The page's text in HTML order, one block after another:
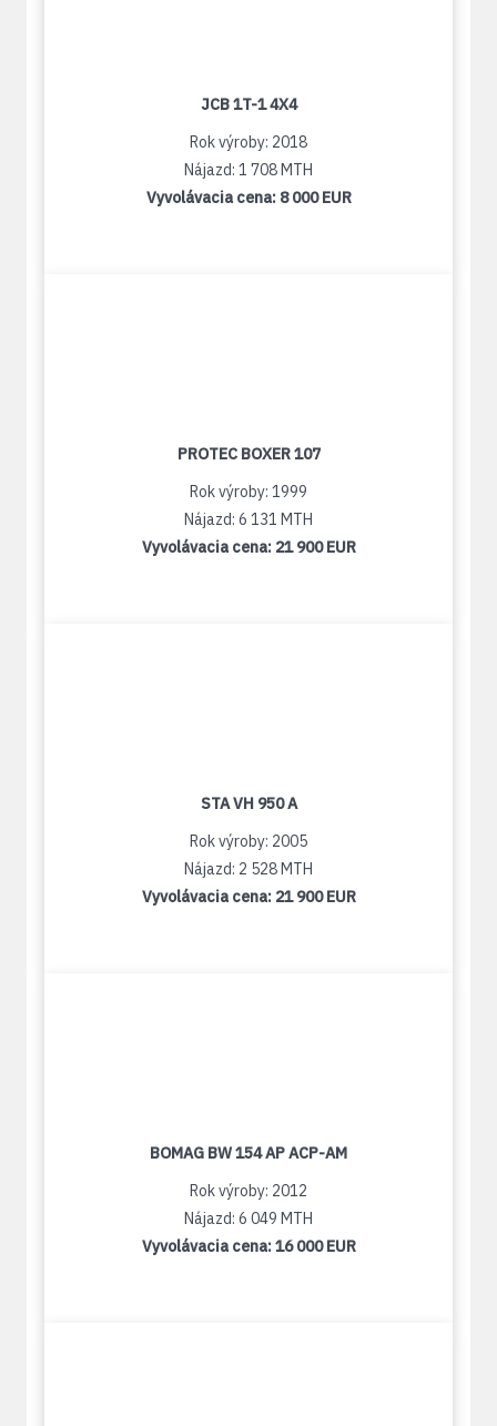
JCB 1T-1 4X4
Rok výroby: 2018
Nájazd: 1 708 MTH
Vyvolávacia cena: 8 000 EUR
PROTEC BOXER 107
Rok výroby: 1999
Nájazd: 6 131 MTH
Vyvolávacia cena: 21 900 EUR
STA VH 950 A
Rok výroby: 2005
Nájazd: 2 528 MTH
Vyvolávacia cena: 21 900 EUR
BOMAG BW 154 AP ACP-AM
Rok výroby: 2012
Nájazd: 6 049 MTH
Vyvolávacia cena:16 000 EUR